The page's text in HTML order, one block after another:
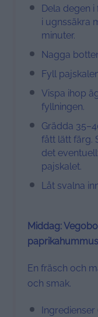
Dela degen
i ugnssäkra
minuter.
Nagga
Fyll
Vispa ihop
fyllningen.
Grädda
fått lätt färg.
det
pajskalet.
Låt svalna
Middag:
En fräsch och
och smak.
Ingredienser